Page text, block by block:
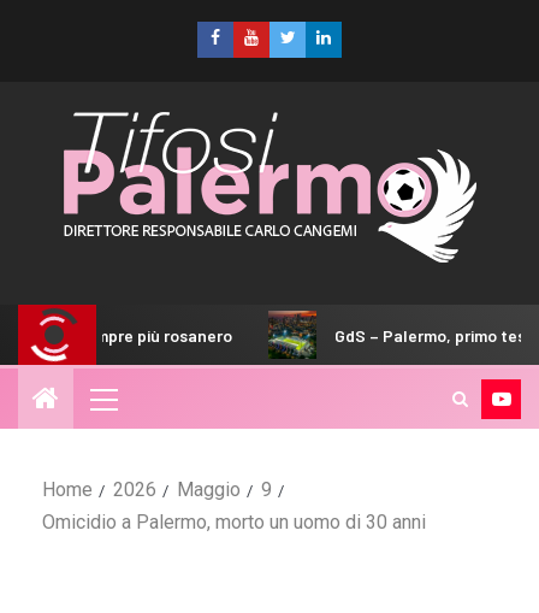
più rosanero GdS – Palermo, primo test verità con il
Home 2026 Maggio
9
Omicidio a Palermo, morto un uomo di 30 anni